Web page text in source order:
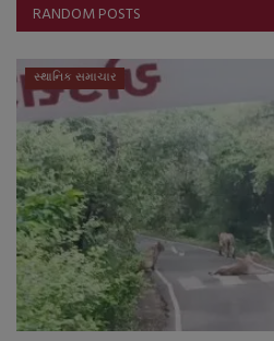
RANDOM POSTS
સ્થાનિક સમાચાર